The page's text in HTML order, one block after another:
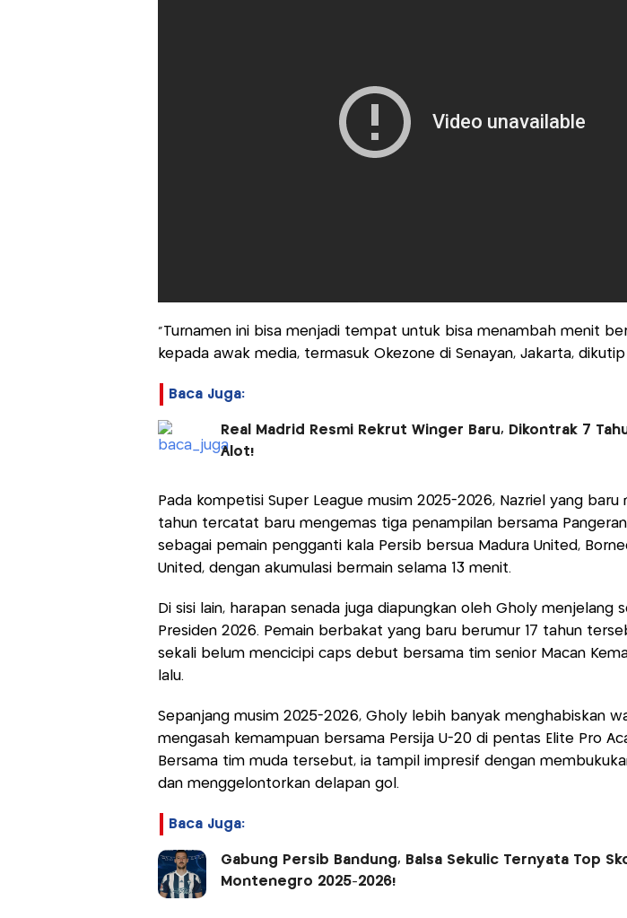
"Turnamen ini bisa menjadi tempat untuk bisa menambah menit
kepada awak media, termasuk Okezone di Senayan, Jakarta,
Baca Juga:
Real Madrid Resmi Rekrut Winger Baru, Dikontrak 7
Alot!
Pada kompetisi Super League musim 2025-2026, Nazriel yang baru
tahun tercatat baru mengemas tiga penampilan bersama Pangeran
sebagai pemain pengganti kala Persib bersua Madura United,
United, dengan akumulasi bermain selama 13 menit.
Di sisi lain, harapan senada juga diapungkan oleh Gholy menjelang
Presiden 2026. Pemain berbakat yang baru berumur 17 tahun
sekali belum mencicipi caps debut bersama tim senior Macan
lalu.
Sepanjang musim 2025-2026, Gholy lebih banyak menghabiskan
mengasah kemampuan bersama Persija U-20 di pentas Elite Pro
Bersama tim muda tersebut, ia tampil impresif dengan
dan menggelontorkan delapan gol.
Baca Juga:
Gabung Persib Bandung, Balsa Sekulic Ternyata Top
Montenegro 2025-2026!